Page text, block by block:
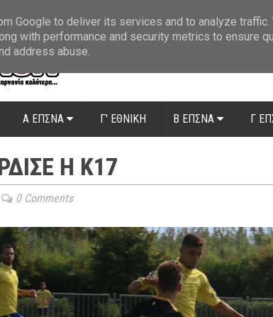
Α ΕΠΣΝΑ Γ' ΕΘΝΙΚΗ Β ΕΠΣΝΑ Γ
Η Κ17
0 Comments
Google to deliver its services and to analyze traffic.
with performance and security metrics to ensure
address abuse.